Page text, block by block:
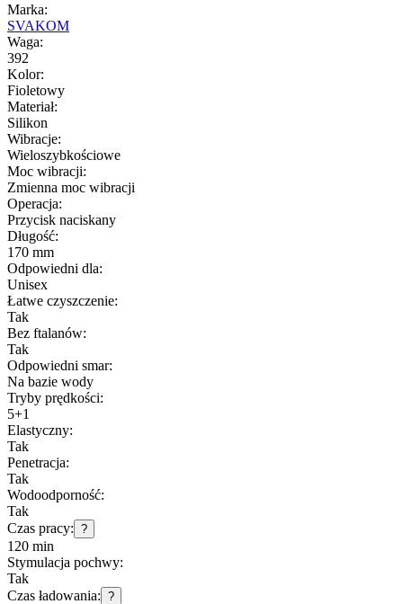
Marka:
SVAKOM
Waga:
392
Kolor:
Fioletowy
Materiał:
Silikon
Wibracje:
Wieloszybkościowe
Moc wibracji:
Zmienna moc wibracji
Operacja:
Przycisk naciskany
Długość:
170 mm
Odpowiedni dla:
Unisex
Łatwe czyszczenie:
Tak
Bez ftalanów:
Tak
Odpowiedni smar:
Na bazie wody
Tryby prędkości:
5+1
Elastyczny:
Tak
Penetracja:
Tak
Wodoodporność:
Tak
Czas pracy: ?
120 min
Stymulacja pochwy:
Tak
Czas ładowania: ?